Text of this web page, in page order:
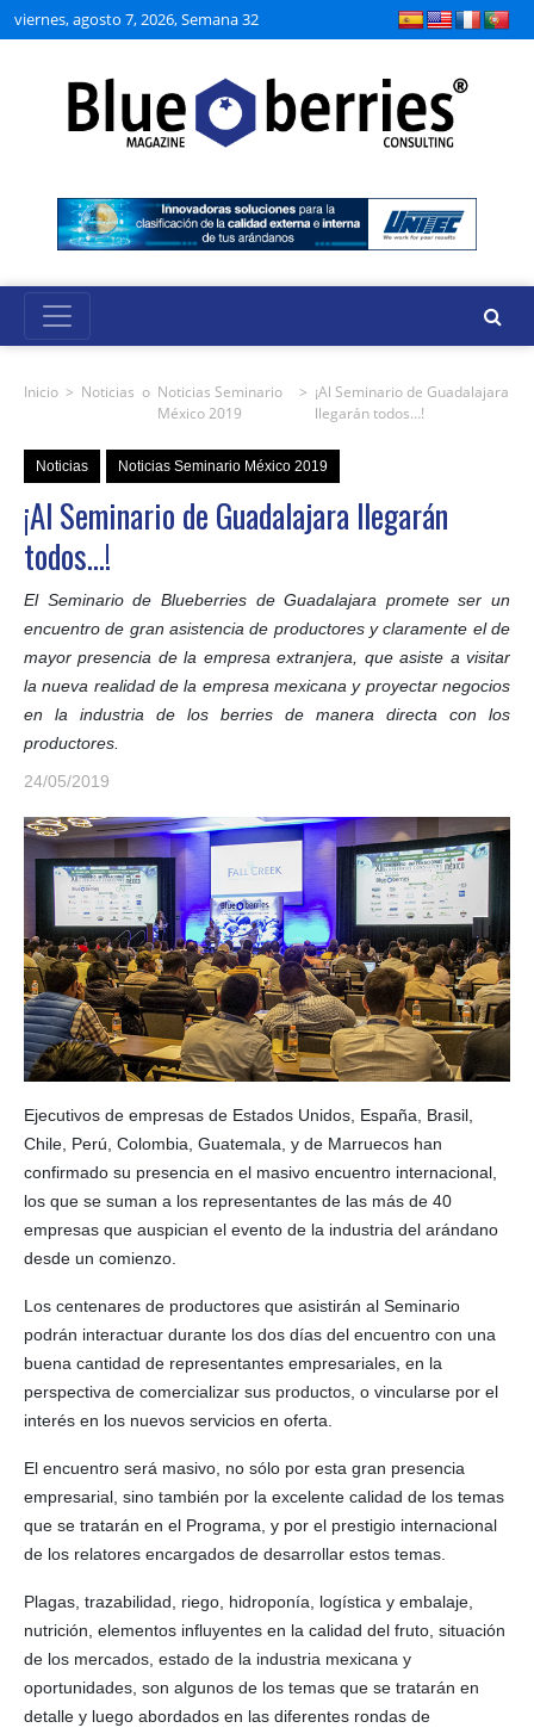
viernes, agosto 7, 2026, Semana 32
Inicio > Noticias o Noticias Seminario
México 2019
> ¡Al Seminario de Guadalajara
llegarán todos…!
Noticias Noticias Seminario México 2019
¡Al Seminario de Guadalajara llegarán
todos…!
El Seminario de Blueberries de Guadalajara promete ser un
encuentro de gran asistencia de productores y claramente el de
mayor presencia de la empresa extranjera, que asiste a visitar
la nueva realidad de la empresa mexicana y proyectar negocios
en la industria de los berries de manera directa con los
productores.
24/05/2019
Ejecutivos de empresas de Estados Unidos, España, Brasil,
Chile, Perú, Colombia, Guatemala, y de Marruecos han
confirmado su presencia en el masivo encuentro internacional,
los que se suman a los representantes de las más de 40
empresas que auspician el evento de la industria del arándano
desde un comienzo.
Los centenares de productores que asistirán al Seminario
podrán interactuar durante los dos días del encuentro con una
buena cantidad de representantes empresariales, en la
perspectiva de comercializar sus productos, o vincularse por el
interés en los nuevos servicios en oferta.
El encuentro será masivo, no sólo por esta gran presencia
empresarial, sino también por la excelente calidad de los temas
que se tratarán en el Programa, y por el prestigio internacional
de los relatores encargados de desarrollar estos temas.
Plagas, trazabilidad, riego, hidroponía, logística y embalaje,
nutrición, elementos influyentes en la calidad del fruto, situación
de los mercados, estado de la industria mexicana y
oportunidades, son algunos de los temas que se tratarán en
detalle y luego abordados en las diferentes rondas de